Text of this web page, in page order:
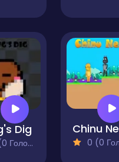
Dig
0 (0